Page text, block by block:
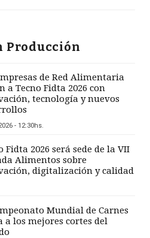
Producción
de Red Alimentaria
a Tecno Fidta 2026 con
tecnología y nuevos
- 12:30hs.
Fidta 2026 será sede de la VII
Alimentos sobre
digitalización y calidad
Mundial de Carnes
a los mejores cortes del